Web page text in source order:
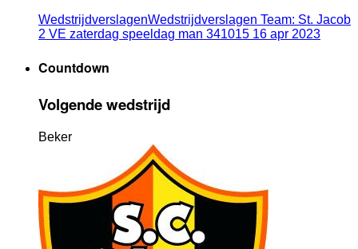
WedstrijdverslagenWedstrijdverslagen Team: St. Jacob
2 VE zaterdag speeldag man 341015 16 apr 2023
Countdown
Volgende wedstrijd
Beker